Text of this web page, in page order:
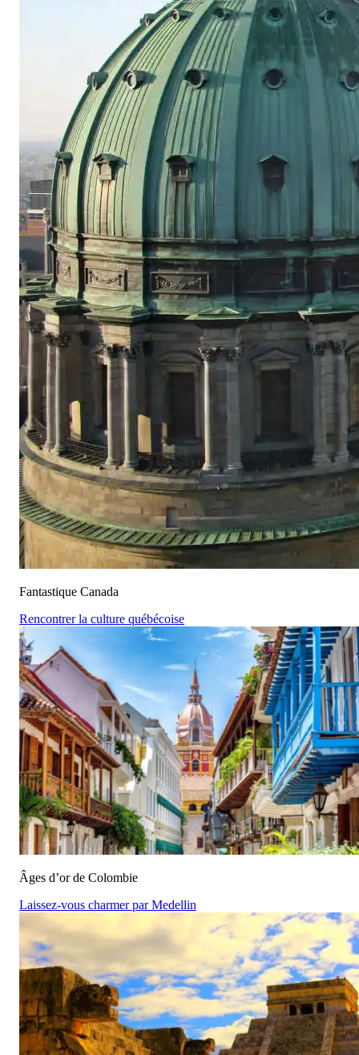
Fantastique Canada
Rencontrer la culture québécoise
Âges d’or de Colombie
Laissez-vous charmer par Medellin